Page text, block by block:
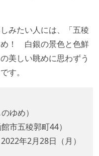
みたい人には、「五稜
め！ 白銀の景色と色鮮
美しい眺めに思わずう
す。
ゆめ）
市五稜郭町44）
年2月28日（月）